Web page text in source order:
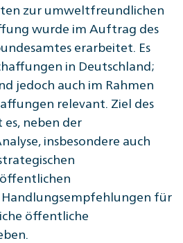
zur umweltfreundlichen
wurde im Auftrag des
erarbeitet. Es
in Deutschland;
jedoch auch im Rahmen
relevant. Ziel des
es, neben der
insbesondere auch
Handlungsempfehlungen für
öffentliche